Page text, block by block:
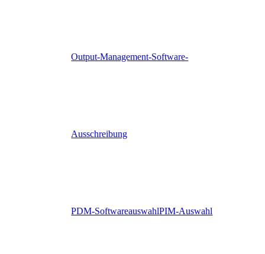
Output-Management-Software-
Ausschreibung
PDM-SoftwareauswahlPIM-Auswahl